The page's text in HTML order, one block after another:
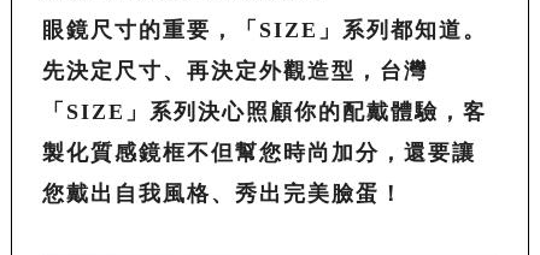
眼鏡尺寸的重要，「 SIZE」系列都知道。
先決定尺寸、再決定外觀造型，台灣
「 SIZE 」系列決心照顧你的配戴體驗，客
製化質感鏡框不但幫您時尚加分，還要讓
您戴出自我風格、秀出完美臉蛋！